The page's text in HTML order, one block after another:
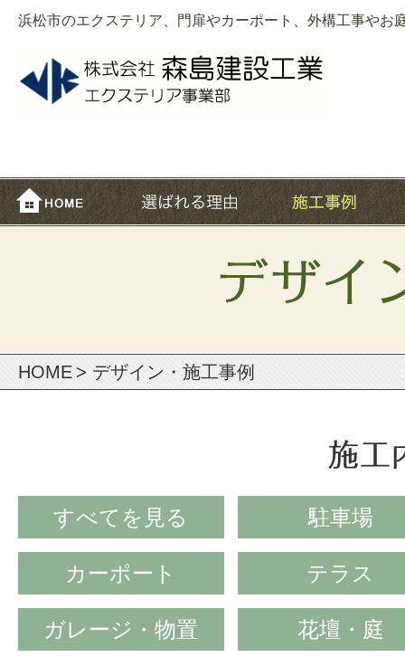
浜松市のエクステリア、門扉やカーポート、外構工事やお
HOME > デザイン・施⼯事例
すべてを⾒る 駐車場
カーポート テラス
ガレージ・物置 花壇・庭